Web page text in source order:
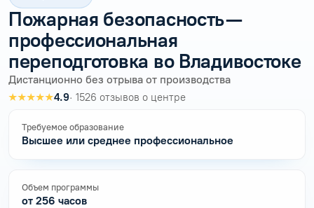
Пожарная безопасность —
профессиональная
переподготовка во Владивостоке
Дистанционно без отрыва от производства
★★★★★4.9· 1526 отзывов о центре
Требуемое образование
Высшее или среднее профессиональное
Объем программы
от 256 часов